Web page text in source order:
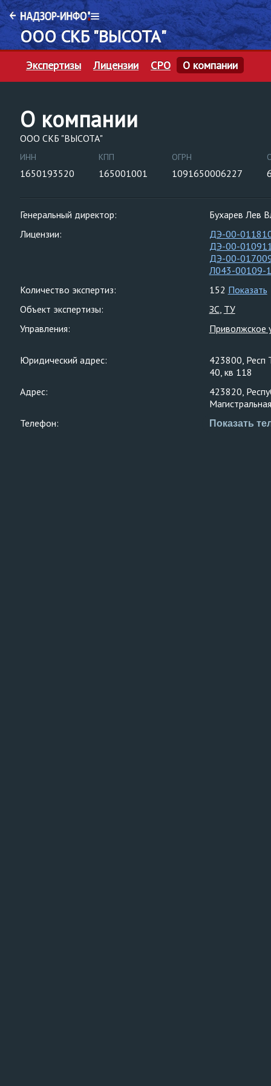
ООО СКБ "ВЫСОТА"
Экспертизы Лицензии СРО О компании
О компании
ООО СКБ "ВЫСОТА"
ИНН
1650193520
КПП
165001001
ОГРН
1091650006227
Генеральный директор:
Бухарев Лев
Лицензии:
ДЭ-00-
ДЭ-00-
ДЭ-00-
Л043-00109-
Количество экспертиз:
152 Показать
Объект экспертизы:
ЗС ТУ
Управления:
Приволжское
Юридический адрес:
423800, Респ
40, кв 118
Адрес:
423820,
Телефон:
Показать